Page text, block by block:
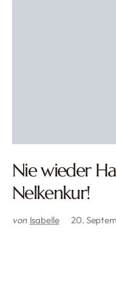
Nie wieder
Nelkenkur!
von Isabelle 20.